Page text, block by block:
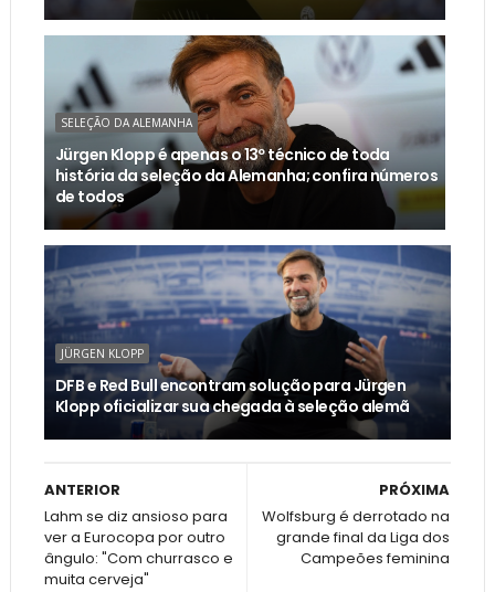
SELEÇÃO DA ALEMANHA
Jürgen Klopp é apenas o 13º técnico de toda
história da seleção da Alemanha; confira números
de todos
JÜRGEN KLOPP
DFB e Red Bull encontram solução para Jürgen
Klopp oficializar sua chegada à seleção alemã
PRÓXIMA
Wolfsburg é derrotado na
grande final da Liga dos
Campeões feminina
ANTERIOR
Lahm se diz ansioso para
ver a Eurocopa por outro
ângulo: "Com churrasco e
muita cerveja"